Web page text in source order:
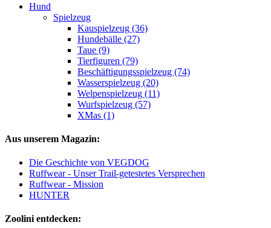
Hund
Spielzeug
Kauspielzeug (36)
Hundebälle (27)
Taue (9)
Tierfiguren (79)
Beschäftigungsspielzeug (74)
Wasserspielzeug (20)
Welpenspielzeug (11)
Wurfspielzeug (57)
XMas (1)
Aus unserem Magazin:
Die Geschichte von VEGDOG
Ruffwear - Unser Trail-getestetes Versprechen
Ruffwear - Mission
HUNTER
Zoolini entdecken: